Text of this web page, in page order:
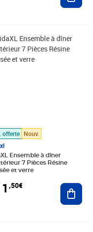
panier
offerte Nouv.
Ensemble à dîner
7 Pièces Résine
et verre
,50€
711,50€